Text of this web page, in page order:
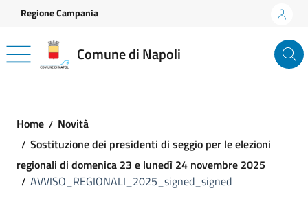
Vai ai contenuti
Vai al footer
Regione Campania
Comune di Napoli
Home
Novità
Sostituzione dei presidenti di seggio per le elezioni
regionali di domenica 23 e lunedì 24 novembre 2025
AVVISO_REGIONALI_2025_signed_signed